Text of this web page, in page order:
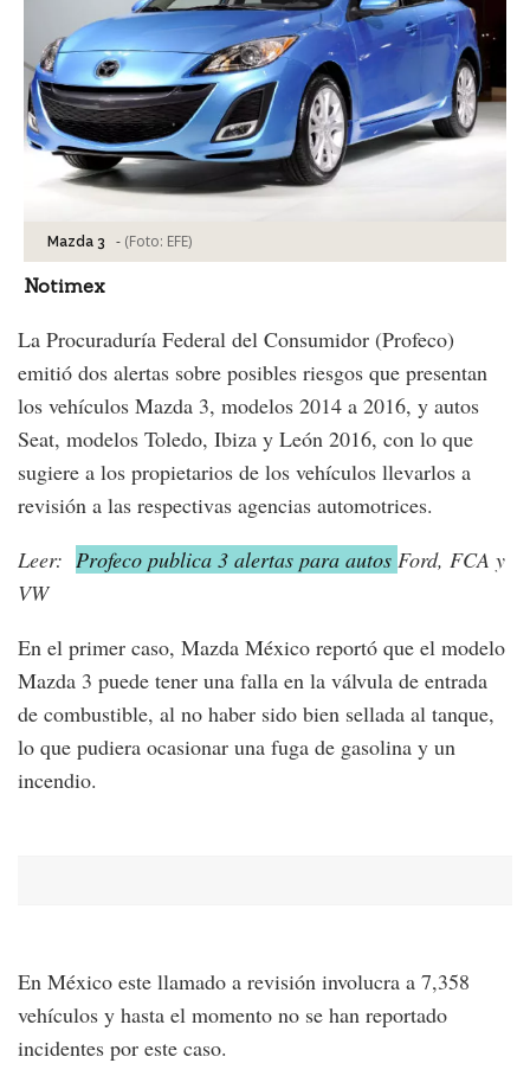
Mazda 3 - (Foto: EFE)
Notimex
La Procuraduría Federal del Consumidor (Profeco)
emitió dos alertas sobre posibles riesgos que presentan
los vehículos Mazda 3, modelos 2014 a 2016, y autos
Seat, modelos Toledo, Ibiza y León 2016, con lo que
sugiere a los propietarios de los vehículos llevarlos a
revisión a las respectivas agencias automotrices.
Leer: Profeco publica 3 alertas para autos Ford, FCA y
VW
En el primer caso, Mazda México reportó que el modelo
Mazda 3 puede tener una falla en la válvula de entrada
de combustible, al no haber sido bien sellada al tanque,
lo que pudiera ocasionar una fuga de gasolina y un
incendio.
En México este llamado a revisión involucra a 7,358
vehículos y hasta el momento no se han reportado
incidentes por este caso.